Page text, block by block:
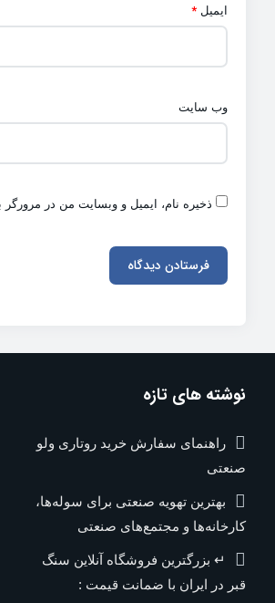
ایمیل *
وب‌ سایت
ذخیره نام، ایمیل و وبسایت من در
نوشته های تازه
راهنمای سفارش خرید روتاری ولو
صنعتی
بهترین تهویه صنعتی برای سوله‌ها،
کارخانه‌ها و مجتمع‌های صنعتی
↵ بزرگترین فروشگاه آنلاین سنگ
قبر در ایران با ضمانت قیمت :